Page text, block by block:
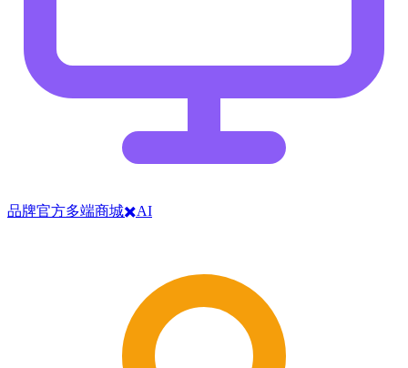
品牌官方多端商城✖️AI